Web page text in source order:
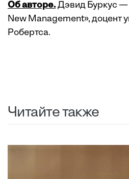
Об авторе.Дэвид Буркус —
New Management», доцент
Робертса.
Читайте также